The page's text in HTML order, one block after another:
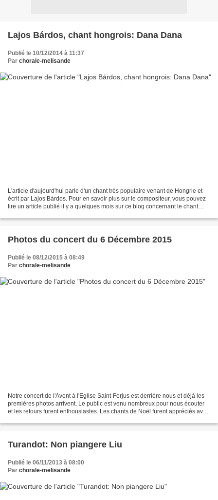
Lajos Bárdos, chant hongrois: Dana Dana
Publié le 10/12/2014 à 11:37
Par chorale-melisande
L'article d'aujourd'hui parle d'un chant très populaire venant de Hongrie et
écrit par Lajos Bárdos. Pour en savoir plus sur le compositeur, vous pouvez
lire un article publié il y a quelques mois sur ce blog concernant le chant
Photos du concert du 6 Décembre 2015
Publié le 08/12/2015 à 08:49
Par chorale-melisande
Notre concert de l'Avent à l'Eglise Saint-Ferjus est derrière nous et déjà les
premières photos arrivent. Le public est venu nombreux pour nous écouter
et les retours furent enthousiastes. Les chants de Noël furent appréciés avec
Turandot: Non piangere Liu
Publié le 06/11/2013 à 08:00
Par chorale-melisande